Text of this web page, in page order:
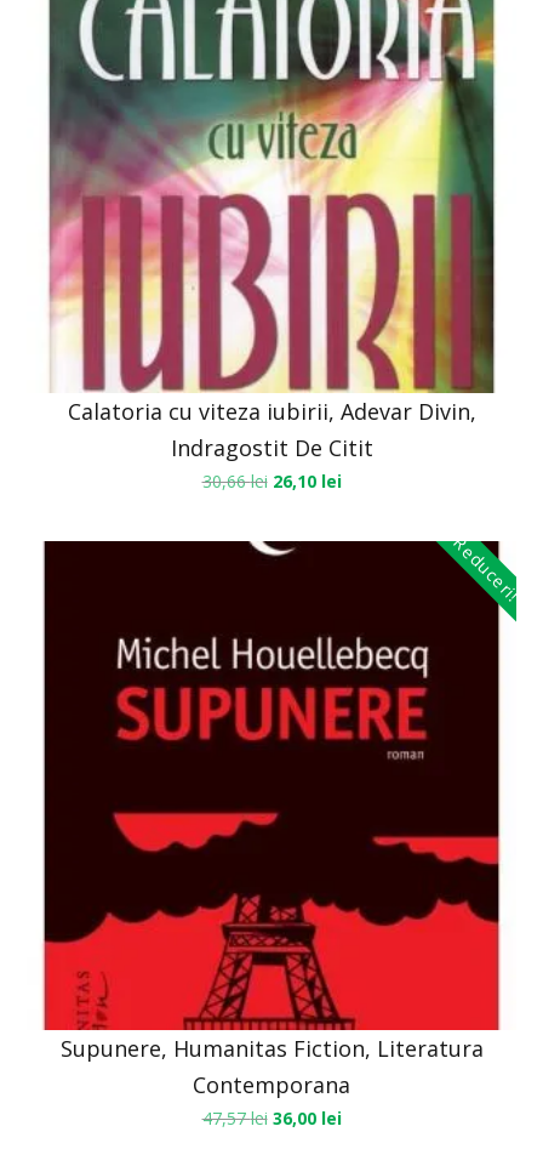
Calatoria cu viteza iubirii, Adevar Divin,
Indragostit De Citit
30,66lei 26,10 lei
Reduceri!
Supunere, Humanitas Fiction, Literatura
Contemporana
47,57lei 36,00 lei